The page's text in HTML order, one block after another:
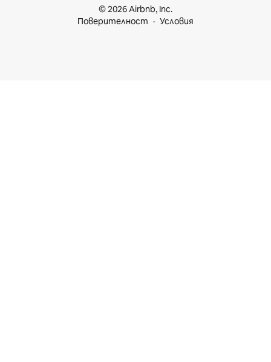
© 2026 Airbnb, Inc.
Поверителност
Условия